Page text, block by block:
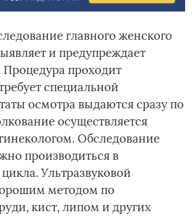
главного женского
и предупреждает
Процедура проходит
специальной
осмотра выдаются сразу по
осуществляется
Обследование
производиться в
Ультразвуковой
методом по
кист, липом и других